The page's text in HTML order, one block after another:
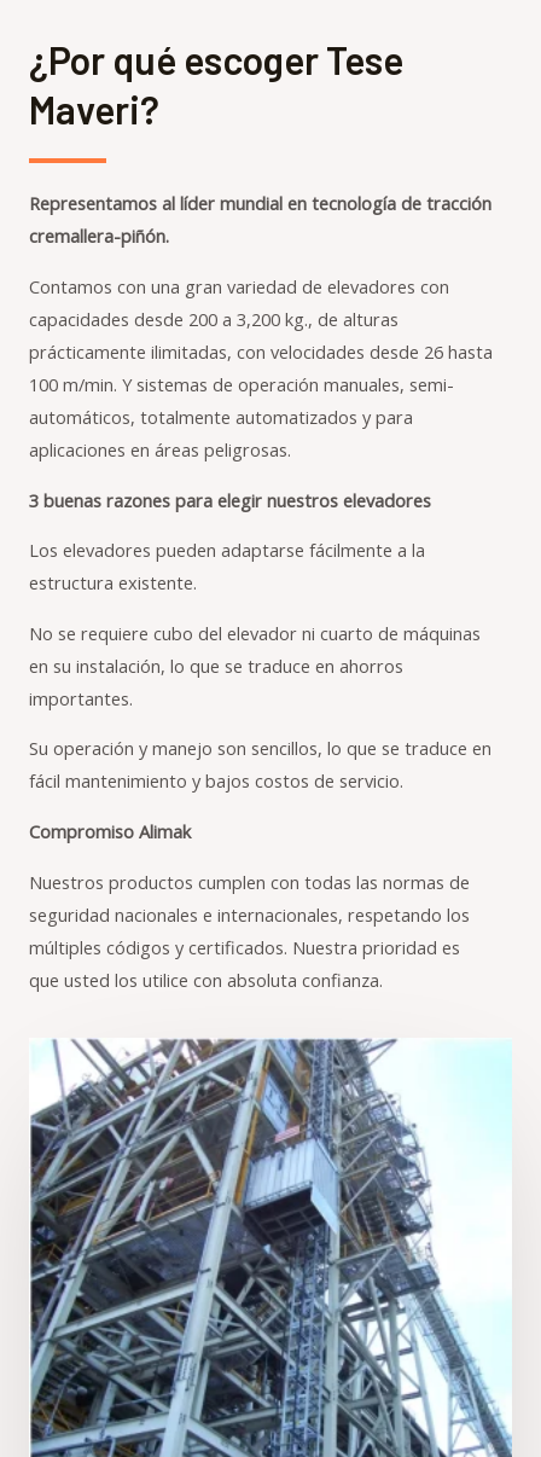
¿Por qué escoger Tese
Maveri?
Representamos al líder mundial en tecnología de tracción
cremallera-piñón.
Contamos con una gran variedad de elevadores con
capacidades desde 200 a 3,200 kg., de alturas
prácticamente ilimitadas, con velocidades desde 26 hasta
100 m/min. Y sistemas de operación manuales, semi-
automáticos, totalmente automatizados y para
aplicaciones en áreas peligrosas.
3 buenas razones para elegir nuestros elevadores
Los elevadores pueden adaptarse fácilmente a la
estructura existente.
No se requiere cubo del elevador ni cuarto de máquinas
en su instalación, lo que se traduce en ahorros
importantes.
Su operación y manejo son sencillos, lo que se traduce en
fácil mantenimiento y bajos costos de servicio.
Compromiso Alimak
Nuestros productos cumplen con todas las normas de
seguridad nacionales e internacionales, respetando los
múltiples códigos y certificados. Nuestra prioridad es
que usted los utilice con absoluta confianza.